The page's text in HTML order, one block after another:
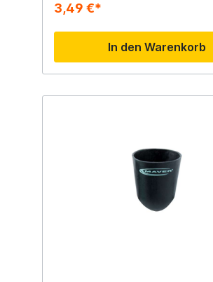
3,49 €*
In den Warenkorb